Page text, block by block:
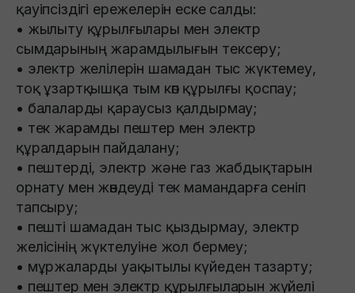
қауіпсіздігі ережелерін еске салды:
• жылыту құрылғылары мен электр
сымдарының жарамдылығын тексеру;
• электр желілерін шамадан тыс жүктемеу,
тоқ ұзартқышқа тым көп құрылғы қоспау;
• балаларды қараусыз қалдырмау;
• тек жарамды пештер мен электр
құралдарын пайдалану;
• пештерді, электр және газ жабдықтарын
орнату мен жөндеуді тек мамандарға сеніп
тапсыру;
• пешті шамадан тыс қыздырмау, электр
желісінің жүктелуіне жол бермеу;
• мұржаларды уақытылы күйеден тазарту;
• пештер мен электр құрылғыларын жүйелі